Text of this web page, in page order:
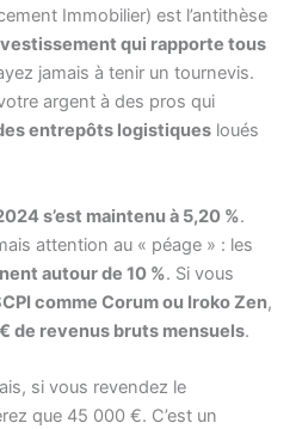
Immobilier) est l’antithèse
qui rapporte tous
jamais à tenir un tournevis.
argent à des pros qui
entrepôts logistiques loués
s’est maintenu à 5,20 %.
attention au « péage » : les
autour de 10 %. Si vous
comme Corum ou Iroko Zen,
de revenus bruts mensuels.
si vous revendez le
que 45 000 €. C’est un